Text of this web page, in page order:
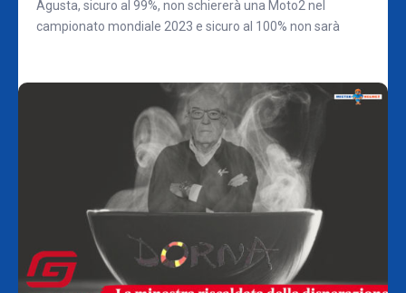
Agusta, sicuro al 99%, non schiererà una Moto2 nel
campionato mondiale 2023 e sicuro al 100% non sarà